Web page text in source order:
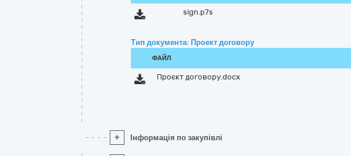
sign.p7s
Тип документа: Проект договору
ФАЙЛ
Проєкт договору.docx
+ Інформація по закупівлі